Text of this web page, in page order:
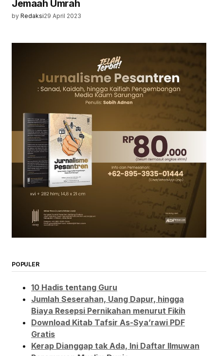
Jemaah Umrah
by Redaksi29 April 2023
POPULER
10 Hadis tentang Guru
Jumlah Seserahan, Uang Dapur, hingga
Biaya Resepsi Pernikahan menurut Fikih
Download Kitab Tafsir As-Sya’rawi PDF
Gratis
Kerap Dianggap tak Ada, Ini Daftar Ilmuwan